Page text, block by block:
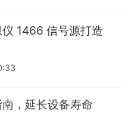
1466 信号源打造
，延长设备寿命